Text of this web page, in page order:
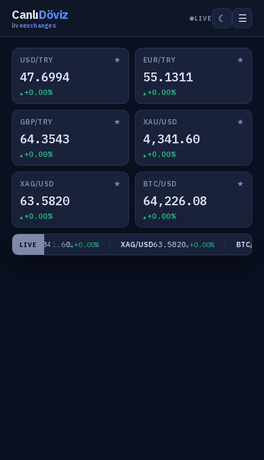
CanlıDöviz
liveexchanges
LIVE ☾ ☰
USD/TRY ★
47.6994
+0.00%
EUR/TRY ★
55.1311
+0.00%
GBP/TRY ★
64.3543
+0.00%
XAU/USD ★
4,341.60
+0.00%
XAG/USD ★
63.5820
+0.00%
BTC/USD ★
64,226.08
+0.00%
LIVE
USD4,341.60 +0.00% XAG/USD63.5820 +0.00% BTC/USD